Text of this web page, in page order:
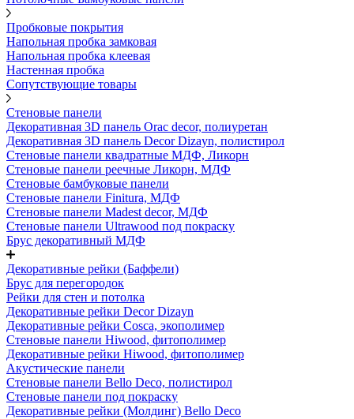
Пробковые покрытия
Напольная пробка замковая
Напольная пробка клеевая
Настенная пробка
Сопутствующие товары
Стеновые панели
Декоративная 3D панель Orac decor, полиуретан
Декоративная 3D панель Decor Dizayn, полистирол
Стеновые панели квадратные МДФ, Ликорн
Стеновые панели реечные Ликорн, МДФ
Стеновые бамбуковые панели
Стеновые панели Finitura, МДФ
Стеновые панели Madest decor, МДФ
Стеновые панели Ultrawood под покраску
Брус декоративный МДФ
Декоративные рейки (Баффели)
Брус для перегородок
Рейки для стен и потолка
Декоративные рейки Decor Dizayn
Декоративные рейки Cosca, экополимер
Стеновые панели Hiwood, фитополимер
Декоративные рейки Hiwood, фитополимер
Акустические панели
Стеновые панели Bello Deco, полистирол
Стеновые панели под покраску
Декоративные рейки (Молдинг) Bello Deco